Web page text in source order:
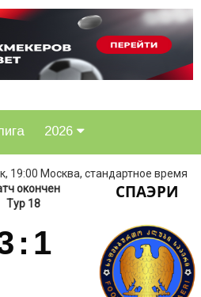
2026
19:00 Москва, стандартное время
окончен
Тур 18
: 1
СПАЭРИ